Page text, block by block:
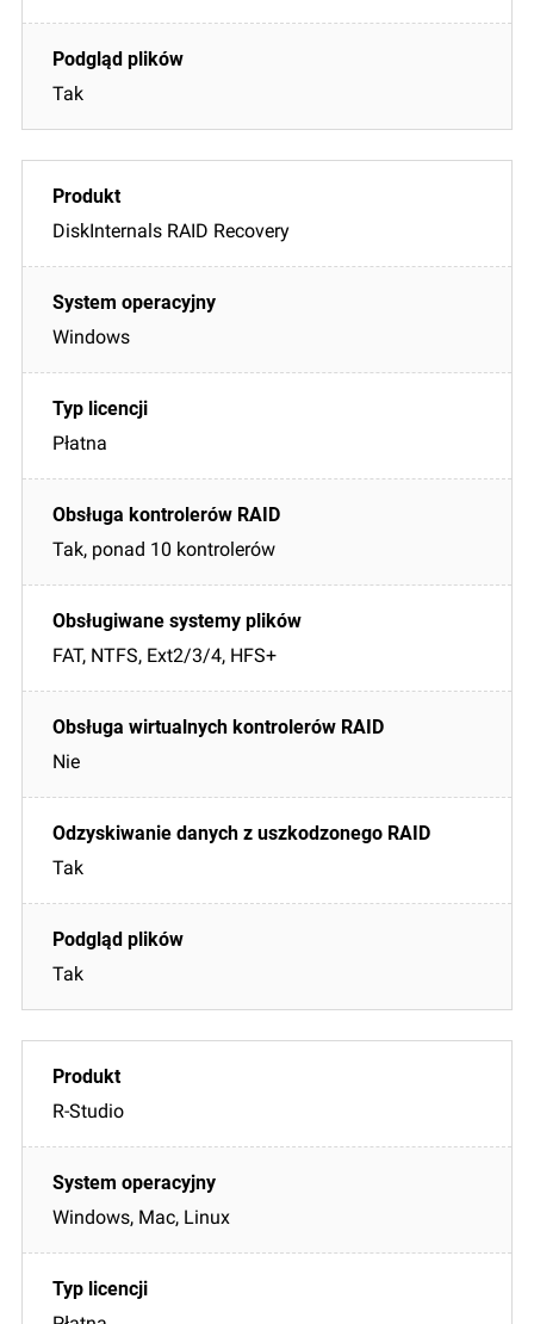
Tak
DiskInternals RAID Recovery
Windows
Płatna
Tak, ponad 10 kontrolerów
FAT, NTFS, Ext2/3/4, HFS+
Nie
Tak
Tak
R-Studio
Windows, Mac, Linux